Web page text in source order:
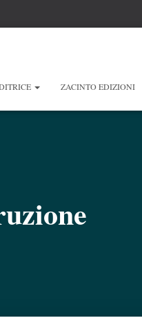
ZACINTO EDIZIONI